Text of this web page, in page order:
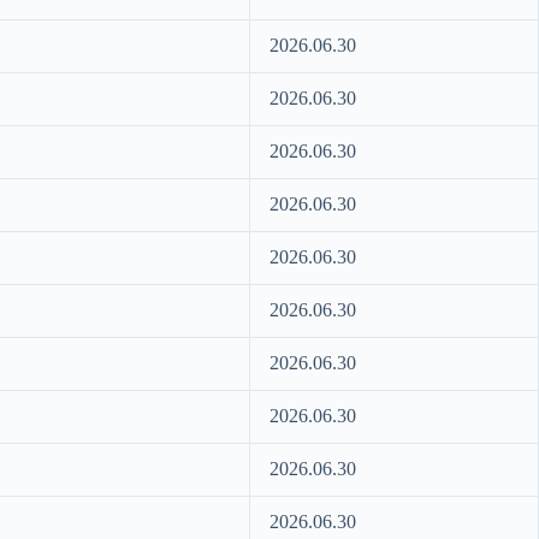
2026.06.30
2026.06.30
2026.06.30
2026.06.30
2026.06.30
2026.06.30
2026.06.30
2026.06.30
2026.06.30
2026.06.30